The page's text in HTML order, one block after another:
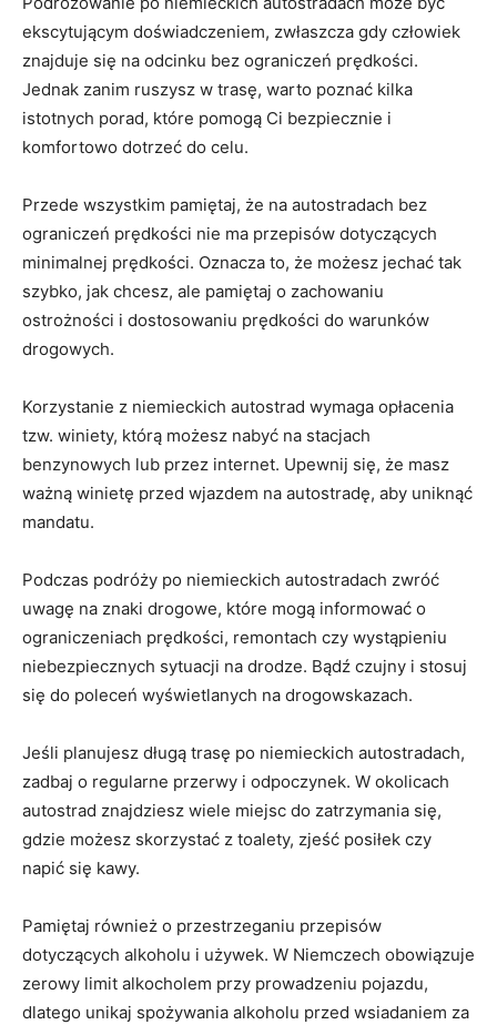
‌ekscytującym doświadczeniem, zwłaszcza gdy człowiek
znajduje się na odcinku⁣ bez ograniczeń prędkości.
Jednak‌ zanim⁢ ruszysz w‌ trasę, warto poznać kilka
istotnych porad, które​ pomogą Ci bezpiecznie i
komfortowo dotrzeć ⁢do celu.
Przede wszystkim⁢ pamiętaj, że na autostradach⁢ bez
‍ograniczeń prędkości nie ⁤ma⁣ przepisów dotyczących
‍minimalnej prędkości. Oznacza to, ​że możesz jechać tak
szybko, jak chcesz,⁣ ale pamiętaj o zachowaniu
ostrożności i dostosowaniu prędkości do warunków
drogowych.
Korzystanie z niemieckich autostrad wymaga opłacenia
tzw. winiety, ​którą możesz nabyć na stacjach
benzynowych‍ lub ⁤przez internet.⁣ Upewnij się, że masz
ważną‍ winietę przed ⁤wjazdem⁢ na ​autostradę,⁣ aby uniknąć
mandatu.
Podczas podróży po ⁣niemieckich autostradach zwróć
uwagę ‍na znaki drogowe, które mogą‌ informować o⁢
ograniczeniach prędkości, remontach czy wystąpieniu
⁣niebezpiecznych sytuacji na drodze. Bądź czujny ​i ‌stosuj
się do poleceń wyświetlanych ‌na drogowskazach.
Jeśli planujesz długą trasę po ⁣niemieckich autostradach,⁢
zadbaj o ​regularne przerwy i odpoczynek. W okolicach
autostrad znajdziesz wiele miejsc do zatrzymania się,
gdzie możesz skorzystać z toalety, zjeść ​posiłek czy
‍napić się kawy.
Pamiętaj również o przestrzeganiu przepisów
⁤dotyczących alkoholu i używek. W Niemczech obowiązuje
zerowy limit alkocholem​ przy prowadzeniu pojazdu,
dlatego unikaj spożywania alkoholu przed wsiadaniem za⁤